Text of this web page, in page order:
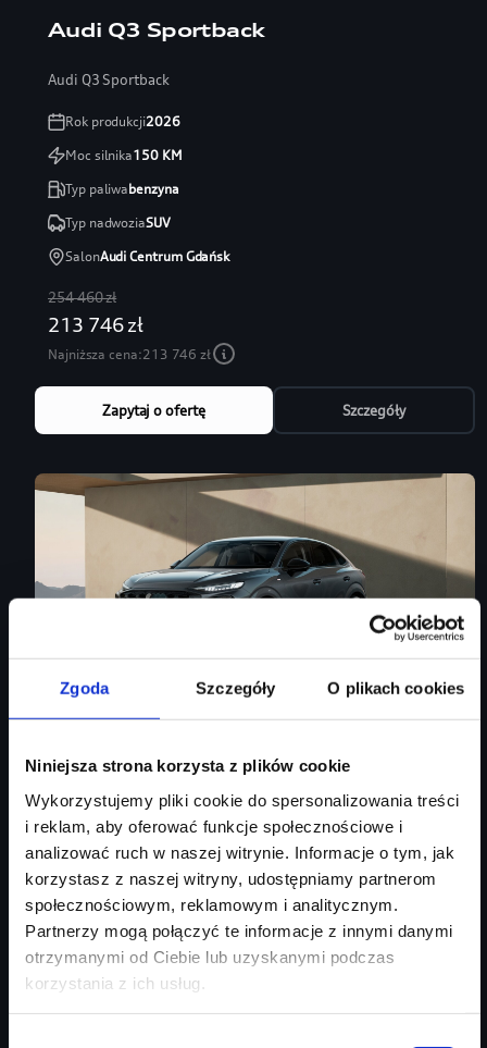
Zgoda Szczegóły O plikach cookies
Niniejsza strona korzysta z plików cookie
Wykorzystujemy pliki cookie do spersonalizowania treści
i reklam, aby oferować funkcje społecznościowe i
analizować ruch w naszej witrynie. Informacje o tym, jak
korzystasz z naszej witryny, udostępniamy partnerom
społecznościowym, reklamowym i analitycznym.
Partnerzy mogą połączyć te informacje z innymi danymi
otrzymanymi od Ciebie lub uzyskanymi podczas
korzystania z ich usług.
Audi Q3 Sportback
Audi Q3 Sportback
Rok produkcji2026
Moc silnika150KM
Typ paliwabenzyna
Typ nadwoziaSUV
SalonAudi Centrum Gdańsk
254 460 zł
213 746 zł
Najniższa cena:213 746 zł
Zapytaj o ofertę Szczegóły
Audi Q3 Sportback
Audi Q3 Sportback
Rok produkcji2026
Moc silnika 150KM
benzyna
Typ nadwoziaSUV
Salon Audi Centrum Gdańsk